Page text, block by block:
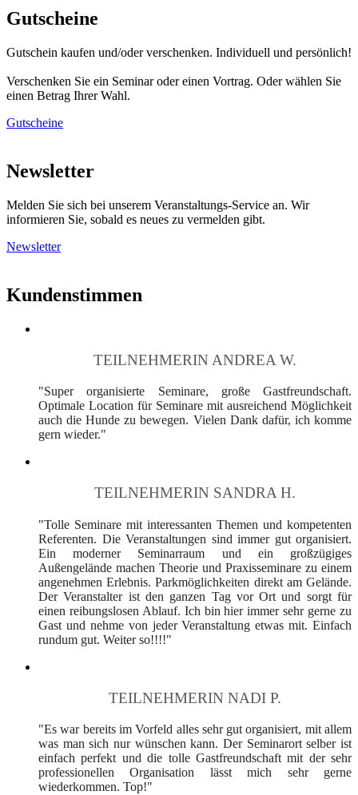
Gutscheine
Gutschein kaufen und/oder verschenken. Individuell und persönlich!
Verschenken Sie ein Seminar oder einen Vortrag. Oder wählen Sie
einen Betrag Ihrer Wahl.
Gutscheine
Newsletter
Melden Sie sich bei unserem Veranstaltungs-Service an. Wir
informieren Sie, sobald es neues zu vermelden gibt.
Newsletter
Kundenstimmen
TEILNEHMERIN ANDREA W.
"Super organisierte Seminare, große Gastfreundschaft.
Optimale Location für Seminare mit ausreichend Möglichkeit
auch die Hunde zu bewegen. Vielen Dank dafür, ich komme
gern wieder."
TEILNEHMERIN SANDRA H.
"Tolle Seminare mit interessanten Themen und kompetenten
Referenten. Die Veranstaltungen sind immer gut organisiert.
Ein moderner Seminarraum und ein großzügiges
Außengelände machen Theorie und Praxisseminare zu einem
angenehmen Erlebnis. Parkmöglichkeiten direkt am Gelände.
Der Veranstalter ist den ganzen Tag vor Ort und sorgt für
einen reibungslosen Ablauf. Ich bin hier immer sehr gerne zu
Gast und nehme von jeder Veranstaltung etwas mit. Einfach
rundum gut. Weiter so!!!!"
TEILNEHMERIN NADI P.
"Es war bereits im Vorfeld alles sehr gut organisiert, mit allem
was man sich nur wünschen kann. Der Seminarort selber ist
einfach perfekt und die tolle Gastfreundschaft mit der sehr
professionellen Organisation lässt mich sehr gerne
wiederkommen. Top!"